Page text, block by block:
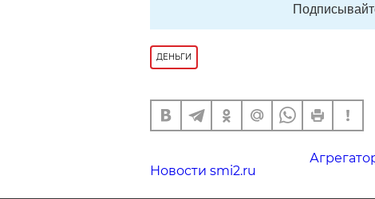
ДЕНЬГИ
Новости smi2.ru